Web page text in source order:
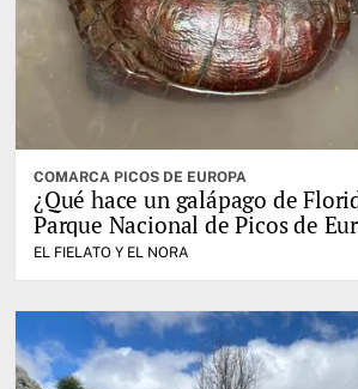
COMARCA PICOS DE EUROPA
¿Qué hace un galápago de
Parque Nacional de Picos de
EL FIELATO Y EL NORA